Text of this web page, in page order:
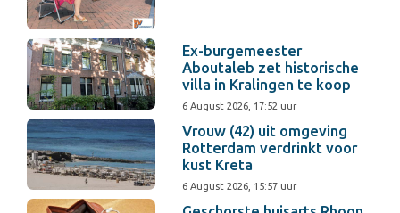
Ex-burgemeester
Aboutaleb zet historische
villa in Kralingen te koop
6 August 2026, 17:52 uur
Vrouw (42) uit omgeving
Rotterdam verdrinkt voor
kust Kreta
6 August 2026, 15:57 uur